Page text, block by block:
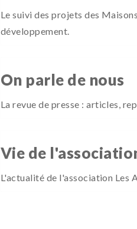
Le suivi des projets des
développement.
On parle de nous
La revue de presse : articles,
Vie de
L'actualité de l'association Les